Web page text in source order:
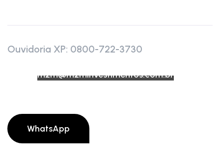
Ouvidoria XP: 0800-722-3730
m2m@m2minvestimentos.com.br
WhatsApp